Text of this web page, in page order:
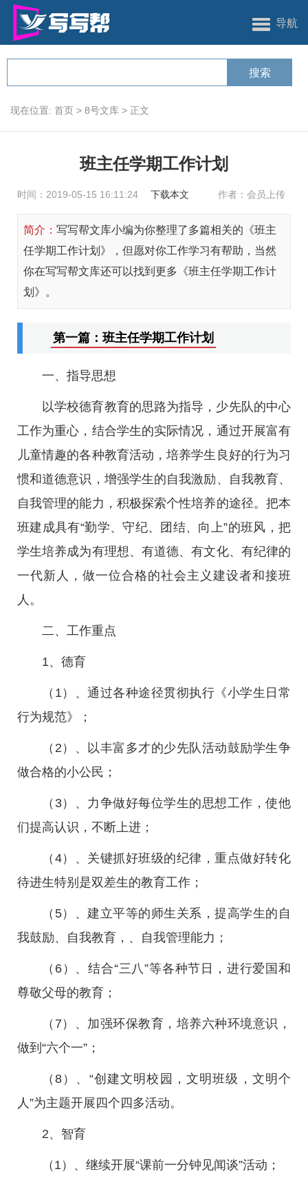
导航
现在位置: 首页 > 8号文库 > 正文
班主任学期工作计划
时间：2019-05-15 16:11:24 下载本文 作者：会员上传
简介： 写写帮文库小编为你整理了多篇相关的《班主
任学期工作计划》，但愿对你工作学习有帮助，当然
你在写写帮文库还可以找到更多《班主任学期工作计
划》。
第一篇：班主任学期工作计划
一、指导思想
以学校德育教育的思路为指导，少先队的中心
工作为重心，结合学生的实际情况，通过开展富有
儿童情趣的各种教育活动，培养学生良好的行为习
惯和道德意识，增强学生的自我激励、自我教育、
自我管理的能力，积极探索个性培养的途径。把本
班建成具有“勤学、守纪、团结、向上”的班风，把
学生培养成为有理想、有道德、有文化、有纪律的
一代新人，做一位合格的社会主义建设者和接班
人。
二、工作重点
1、德育
（1）、通过各种途径贯彻执行《小学生日常
行为规范》；
（2）、以丰富多才的少先队活动鼓励学生争
做合格的小公民；
（3）、力争做好每位学生的思想工作，使他
们提高认识，不断上进；
（4）、关键抓好班级的纪律，重点做好转化
待进生特别是双差生的教育工作；
（5）、建立平等的师生关系，提高学生的自
我鼓励、自我教育，、自我管理能力；
（6）、结合“三八”等各种节日，进行爱国和
尊敬父母的教育；
（7）、加强环保教育，培养六种环境意识，
做到“六个一”；
（8）、“创建文明校园，文明班级，文明个
人”为主题开展四个四多活动。
2、智育
（1）、继续开展“课前一分钟见闻谈”活动；